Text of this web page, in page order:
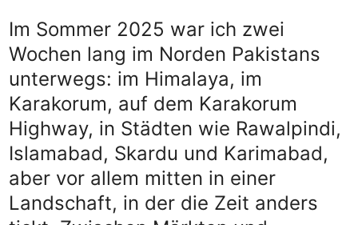
Im Sommer 2025 war ich zwei
Wochen lang im Norden Pakistans
unterwegs: im Himalaya, im
Karakorum, auf dem Karakorum
Highway, in Städten wie Rawalpindi,
Islamabad, Skardu und Karimabad,
aber vor allem mitten in einer
Landschaft, in der die Zeit anders